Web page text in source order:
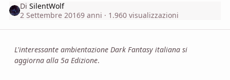
DiSilentWolf
2 Settembre 20169 anni · 1.960 visualizzazioni
L'interessante ambientazione Dark Fantasy italiana si
aggiorna alla 5a Edizione.